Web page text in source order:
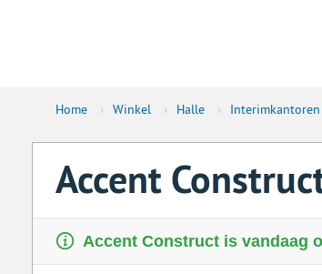
Home › Winkel › Halle › Interimkantoren
Accent
Accent Construct is vandaag